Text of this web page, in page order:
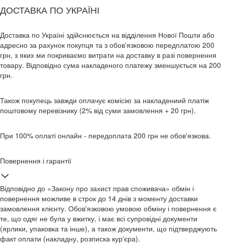
ДОСТАВКА ПО УКРАЇНІ
Доставка по Україні здійснюється на відділення Нової Пошти або
адресно за рахунок покупця та з обов'язковою передплатою 200
грн, з яких ми покриваємо витрати на доставку в разі повернення
товару. Відповідно сума накладеного платежу зменшується на 200
грн.
Також покупець завжди оплачує комісію за накладениий платіж
поштовому перевізнику (2% від суми замовлення + 20 грн).
При 100% оплаті онлайн - передоплата 200 грн не обов'язкова.
Повернення і гарантії
Відповідно до «Закону про захист прав споживача» обмін і
повернення можливе в строк до 14 днів з моменту доставки
замовлення клієнту. Обов'язковою умовою обміну і повернення є
те, що одяг не була у вжитку, і має всі супровідні документи
(ярлики, упаковка та інше), а також документи, що підтверджують
факт оплати (накладну, розписка кур'єра).